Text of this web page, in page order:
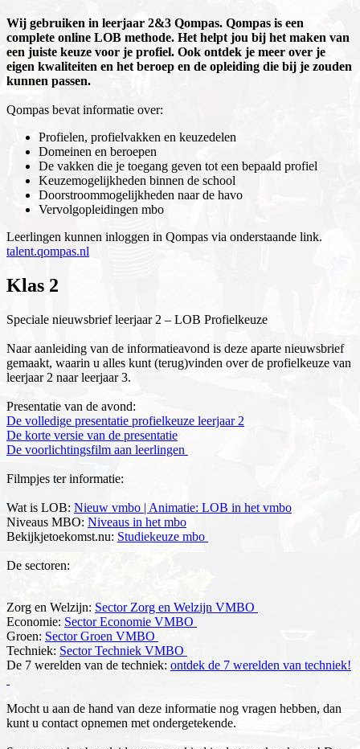
Wij gebruiken in leerjaar 2&3 Qompas. Qompas is een
complete online LOB methode. Het helpt jou bij het maken van
een juiste keuze voor je profiel. Ook ontdek je meer over je
eigen kwaliteiten en het beroep en de opleiding die bij je zouden
kunnen passen.
Qompas bevat informatie over:
Profielen, profielvakken en keuzedelen
Domeinen en beroepen
De vakken die je toegang geven tot een bepaald profiel
Keuzemogelijkheden binnen de school
Doorstroommogelijkheden naar de havo
Vervolgopleidingen mbo
Leerlingen kunnen inloggen in Qompas via onderstaande link.
talent.qompas.nl
Klas 2
Speciale nieuwsbrief leerjaar 2 – LOB Profielkeuze
Naar aanleiding van de informatieavond is deze aparte nieuwsbrief
gemaakt, waarin u alles kunt (terug)vinden over de profielkeuze van
leerjaar 2 naar leerjaar 3.
Presentatie van de avond:
De volledige presentatie profielkeuze leerjaar 2
De korte versie van de presentatie
De voorlichtingsfilm aan leerlingen
Filmpjes ter informatie:
Wat is LOB: Nieuw vmbo | Animatie: LOB in het vmbo
Niveaus MBO: Niveaus in het mbo
Bekijkjetoekomst.nu: Studiekeuze mbo
De sectoren:
Zorg en Welzijn: Sector Zorg en Welzijn VMBO
Economie: Sector Economie VMBO
Groen: Sector Groen VMBO
Techniek: Sector Techniek VMBO
De 7 werelden van de techniek: ontdek de 7 werelden van techniek!
Mocht u aan de hand van deze informatie nog vragen hebben, dan
kunt u contact opnemen met ondergetekende.